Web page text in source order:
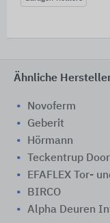
Ähnliche
Novoferm
Geberit
Hörmann
Teckentrup
EFAFLEX Tor-
BIRCO
Alpha Deuren